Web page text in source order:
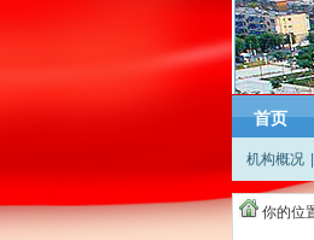
首页
机构概况
你的位